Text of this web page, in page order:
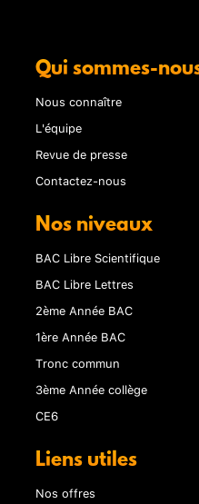
Qui sommes-
Nous connaître
L'équipe
Revue de presse
Contactez-nous
Nos niveaux
BAC Libre Scientifique
BAC Libre Lettres
2ème Année BAC
1ère Année BAC
Tronc commun
3ème Année collège
CE6
Liens utiles
Nos offres